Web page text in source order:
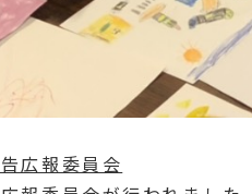
広報委員会